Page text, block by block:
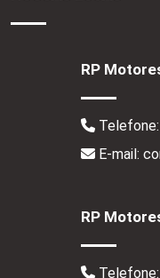
RP
Telefone:
E-mail:
RP
Telefone: